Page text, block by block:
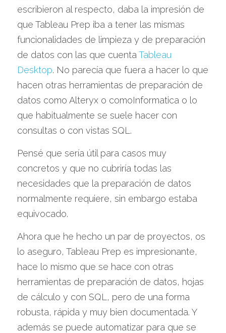
escribieron al respecto, daba la impresión de
que Tableau Prep iba a tener las mismas
funcionalidades de limpieza y de preparación
de datos con las que cuenta Tableau
Desktop. No parecía que fuera a hacer lo que
hacen otras herramientas de preparación de
datos como Alteryx o comoInformatica o lo
que habitualmente se suele hacer con
consultas o con vistas SQL.
Pensé que sería útil para casos muy
concretos y que no cubriría todas las
necesidades que la preparación de datos
normalmente requiere, sin embargo estaba
equivocado.
Ahora que he hecho un par de proyectos, os
lo aseguro, Tableau Prep es impresionante,
hace lo mismo que se hace con otras
herramientas de preparación de datos, hojas
de cálculo y con SQL, pero de una forma
robusta, rápida y muy bien documentada. Y
además se puede automatizar para que se